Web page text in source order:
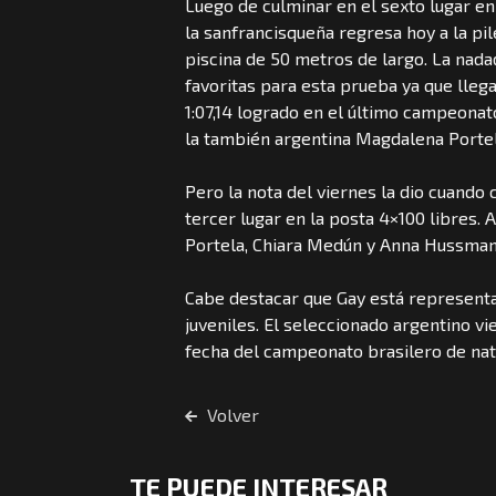
Luego de culminar en el sexto lugar
la sanfrancisqueña regresa hoy a la
piscina de 50 metros de largo. La
favoritas para esta prueba ya que
1:07,14 logrado en el último
la también argentina Magdalena
Pero la nota del viernes la dio
tercer lugar en la posta 4×100 libres.
Portela, Chiara Medún y Anna
Cabe destacar que Gay está
juveniles. El seleccionado argentino
fecha del campeonato brasilero de
Volver
TE PUEDE INTERESAR